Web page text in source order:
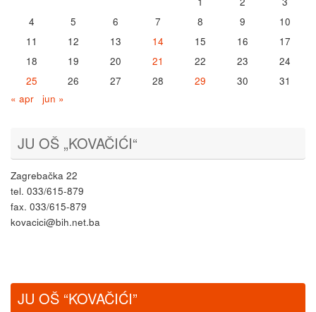
4
5 6 7 8 9
10
11
12 13 14 15 16
17
18
19 20 21 22 23
24
25
26 27 28 29 30
31
« apr
jun »
JU OŠ „KOVAČIĆI“
Zagrebačka 22
tel. 033/615-879
fax. 033/615-879
kovacici@bih.net.ba
JU OŠ “KOVAČIĆI”